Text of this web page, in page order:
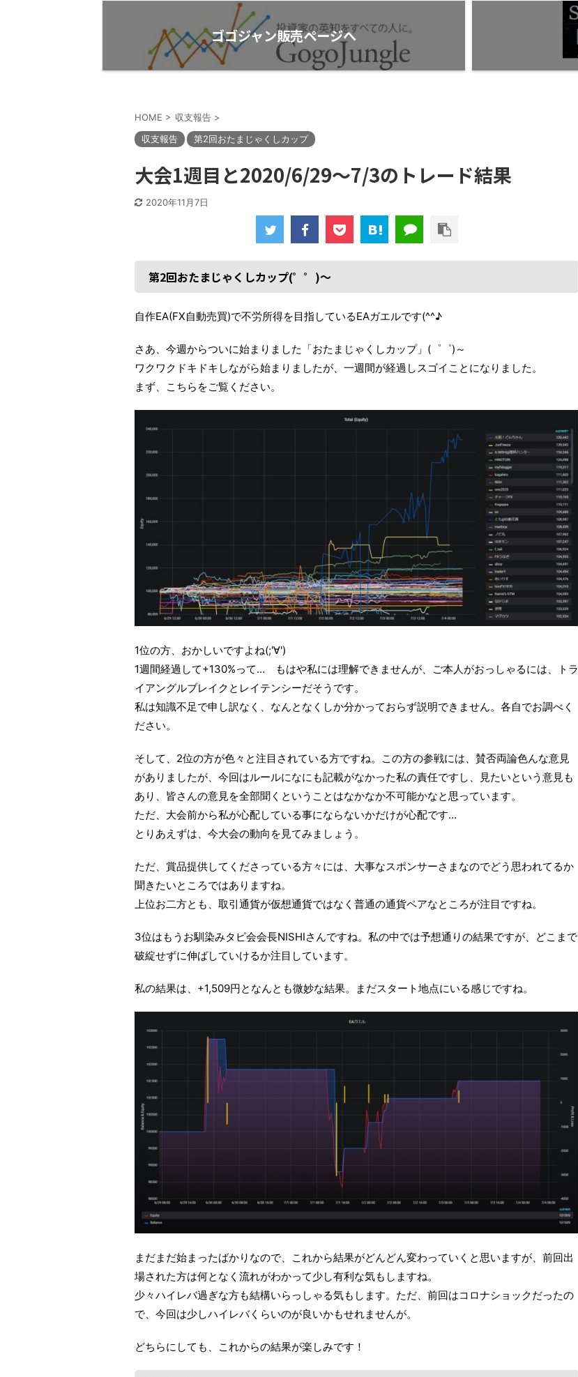
プ プ
ゴゴジャン販売ページへ
HOME > 収支報告 >
収支報告
第2回おたまじゃくしカップ
大会1週目と2020/6/29～7/3のトレード結果
2020年11月7日
第2回おたまじゃくしカップ(゜゜)～
自作EA(FX自動売買)で不労所得を目指しているEAガエルです(^^♪
さあ、今週からついに始まりました「おたまじゃくしカップ」(゜゜)～
ワクワクドキドキしながら始まりましたが、一週間が経過しスゴイことになりました。
まず、こちらをご覧ください。
1位の方、おかしいですよね(;'∀')
1週間経過して+130%って… もはや私には理解できませんが、ご本人がおっしゃるには、トラ
イアングルブレイクとレイテンシーだそうです。
私は知識不足で申し訳なく、なんとなくしか分かっておらず説明できません。各自でお調べく
ださい。
そして、2位の方が色々と注目されている方ですね。この方の参戦には、賛否両論色んな意見
がありましたが、今回はルールになにも記載がなかった私の責任ですし、見たいという意見も
あり、皆さんの意見を全部聞くということはなかなか不可能かなと思っています。
ただ、大会前から私が心配している事にならないかだけが心配です…
とりあえずは、今大会の動向を見てみましょう。
ただ、賞品提供してくださっている方々には、大事なスポンサーさまなのでどう思われてるか
聞きたいところではありますね。
上位お二方とも、取引通貨が仮想通貨ではなく普通の通貨ペアなところが注目ですね。
3位はもうお馴染みタピ会会長NISHIさんですね。私の中では予想通りの結果ですが、どこまで
破綻せずに伸ばしていけるか注目しています。
私の結果は、+1,509円となんとも微妙な結果。まだスタート地点にいる感じですね。
まだまだ始まったばかりなので、これから結果がどんどん変わっていくと思いますが、前回出
場された方は何となく流れがわかって少し有利な気もしますね。
少々ハイレバ過ぎな方も結構いらっしゃる気もします。ただ、前回はコロナショックだったの
で、今回は少しハイレバくらいのが良いかもせれませんが。
どちらにしても、これからの結果が楽しみです！